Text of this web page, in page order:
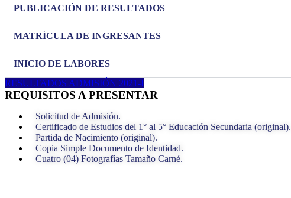
PUBLICACIÓN DE RESULTADOS
MATRÍCULA DE INGRESANTES
INICIO DE LABORES
RESULTADOS ADMISIÓN 2021-I
REQUISITOS A PRESENTAR
Solicitud de Admisión.
Certificado de Estudios del 1° al 5° Educación Secundaria (original).
Partida de Nacimiento (original).
Copia Simple Documento de Identidad.
Cuatro (04) Fotografías Tamaño Carné.